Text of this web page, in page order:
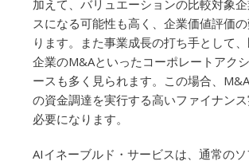
加えて、バリュエーションの比較対象
スになる可能性も高く、企業価値評価
ります。また事業成長の打ち手として
企業のM&Aといったコーポレートアク
ースも多く見られます。この場合、
の資金調達を実行する高いファイナン
必要になります。
AIイネーブルド・サービスは、通常の